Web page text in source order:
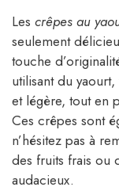
Les crêpes au
seulement
touche
utilisant du
et légère, tout en
Ces crêpes sont
n’hésitez pas à
des fruits frais ou
audacieux.